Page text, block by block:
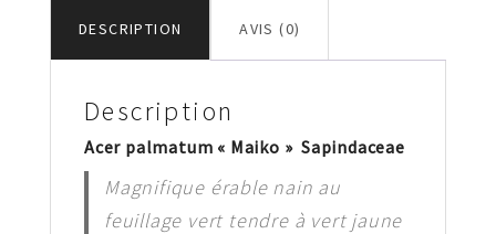
DESCRIPTION AVIS (0)
Description
Acer palmatum « Maiko » Sapindaceae
Magnifique érable nain au
feuillage vert tendre à vert jaune